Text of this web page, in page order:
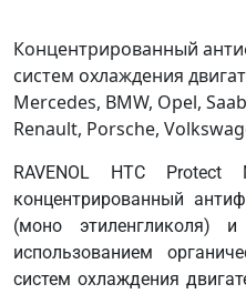
325.0)
DTFR
29D100
(MB
Ford
ESE-
M978
B4H-
A
Концентрированный
систем охлаждения
Mercedes, BMW, Opel,
Renault, Porsche,
RAVENOL HTC
концентрированный
(моно этиленгликоля)
использованием
систем охлаждения